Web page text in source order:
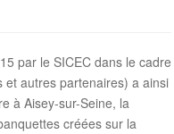
par le SICEC dans le cadre
autres partenaires) a ainsi
à Aisey-sur-Seine, la
créées sur la